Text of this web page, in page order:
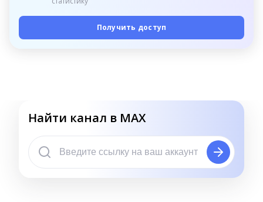
Получить доступ
Найти канал в MAX